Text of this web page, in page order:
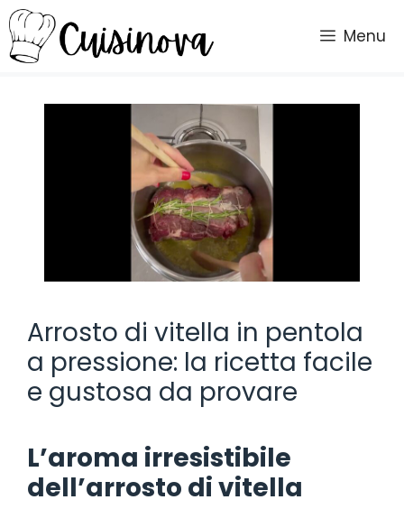
Vai
al
contenuto
Menu
Arrosto di vitella in pentola
a pressione: la ricetta facile
e gustosa da provare
L’aroma irresistibile
dell’arrosto di vitella